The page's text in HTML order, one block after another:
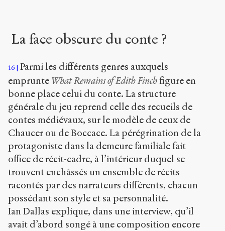
La face obscure du conte ?
16
Parmi les différents genres auxquels
emprunte What Remains of Edith Finchfigure en
bonne place celui du conte. La structure
générale du jeu reprend celle des recueils de
contes médiévaux, sur le modèle de ceux de
Chaucer ou de Boccace. La pérégrination de la
protagoniste dans la demeure familiale fait
office de récit-cadre, à l’intérieur duquel se
trouvent enchâssés un ensemble de récits
racontés par des narrateurs différents, chacun
possédant son style et sa personnalité.
Ian Dallas explique, dans une interview, qu’il
avait d’abord songé à une composition encore